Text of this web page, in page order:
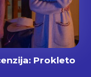
Prokleto